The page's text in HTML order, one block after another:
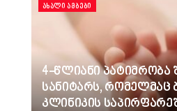
ᲐᲮᲐᲚᲘ ᲐᲛᲑᲔᲑᲘ
4-წლიანი პატიმრობა
სანიტარს, რომელმაც
კლინიკის